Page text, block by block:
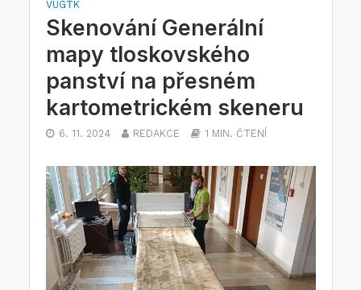
VÚGTK
Skenování Generální
mapy tloskovského
panství na přesném
kartometrickém skeneru
6. 11. 2024 REDAKCE 1 MIN. ČTENÍ